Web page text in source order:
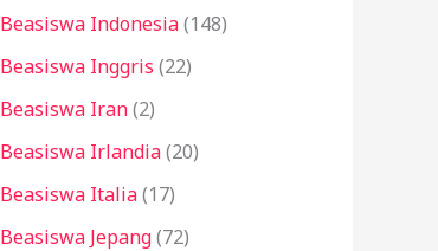
Beasiswa Indonesia(148)
Beasiswa Inggris (22)
Beasiswa Iran(2)
Beasiswa Irlandia(20)
Beasiswa Italia(17)
Beasiswa Jepang(72)